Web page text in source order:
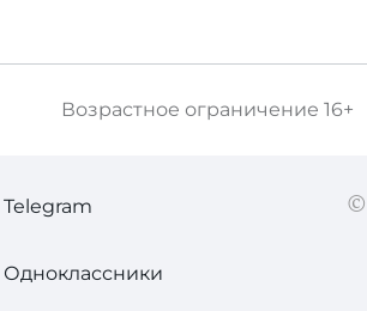
Возрастное ограничение 16+
Telegram
Одноклассники